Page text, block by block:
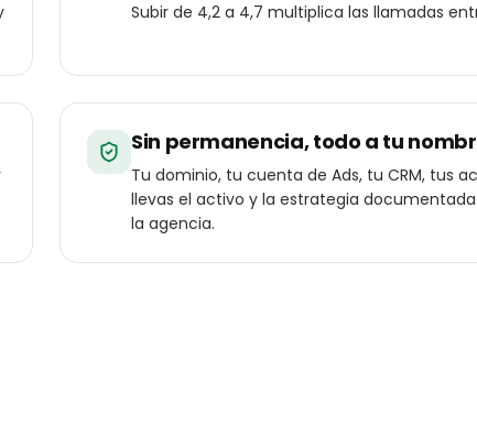
Subir de 4,2 a 4,7 multiplica las llamadas
Sin permanencia, todo a tu
Tu dominio, tu cuenta de Ads, tu CRM, tus
llevas el activo y la estrategia
la agencia.